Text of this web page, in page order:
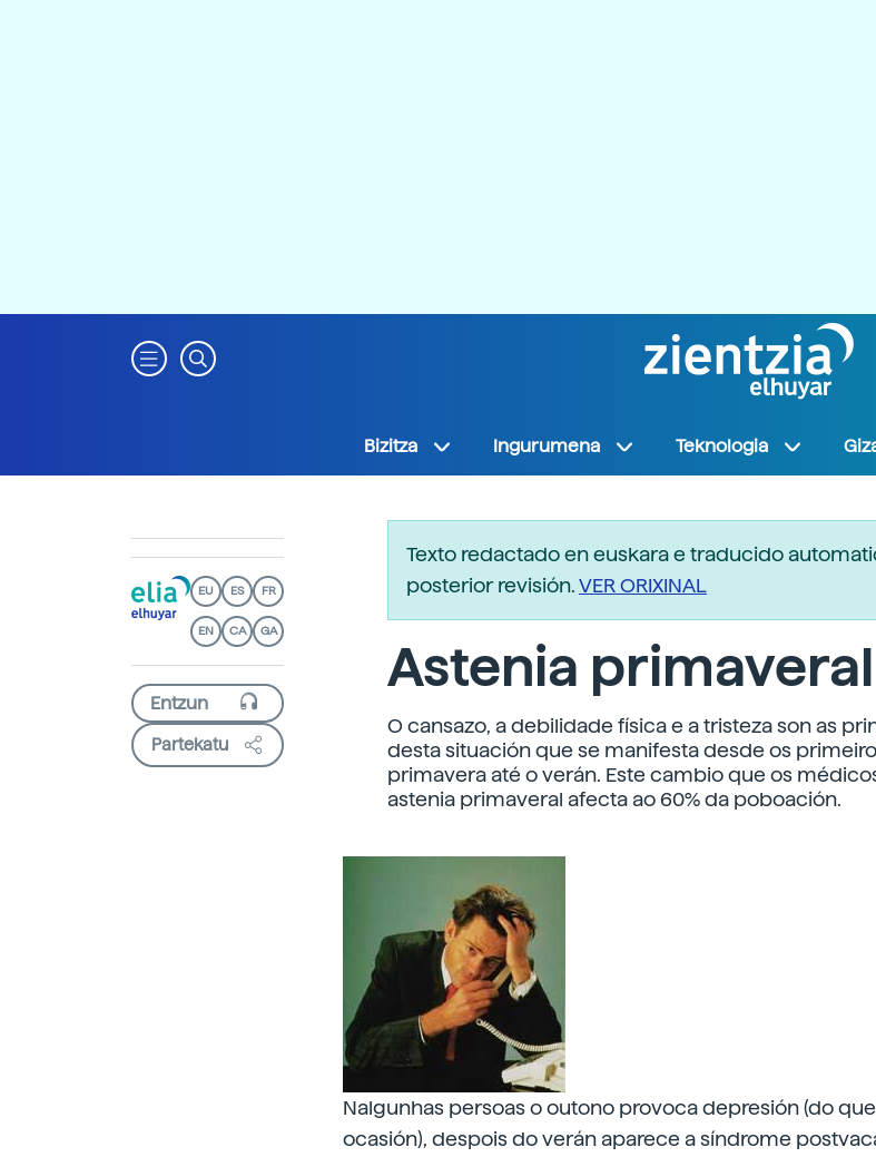
Bizitza Ingurumena Teknologia
EU ES FR
EN CA GA
Partekatu
Texto redactado en euskara e traducido
posterior revisión.VER ORIXINAL
Astenia primaveral
O cansazo, a debilidade física e a tristeza son as
desta situación que se manifesta desde os
primavera até o verán. Este cambio que os
astenia primaveral afecta ao 60% da poboación.
Nalgunhas persoas o outono provoca depresión (do
ocasión), despois do verán aparece a síndrome